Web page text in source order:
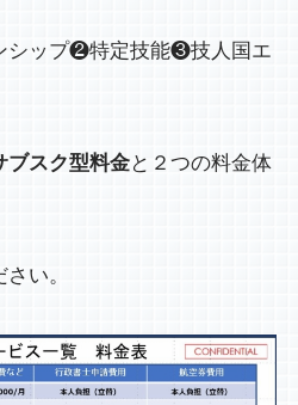
シップ❷特定技能❸技人国エ
ブスク型料金と２つの料金体
い。